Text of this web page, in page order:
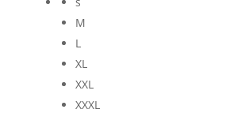
M
L
XL
XXL
XXXL